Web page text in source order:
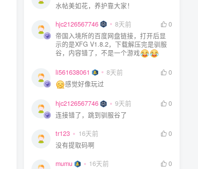
水帖美如花，养护靠大家！
hjc2126567746 8天前
0
帝国入境所的百度网盘链接，打开后显
示的是XFG V1.8.2，下载解压完是驯服
谷，内容错了，不是一个游戏
li561638061 8天前
0
感觉好像玩过
hjc2126567746 9天前
0
连接错了，跳到驯服谷了
tr123 16天前
0
没有提取码啊
mumu 16天前
0